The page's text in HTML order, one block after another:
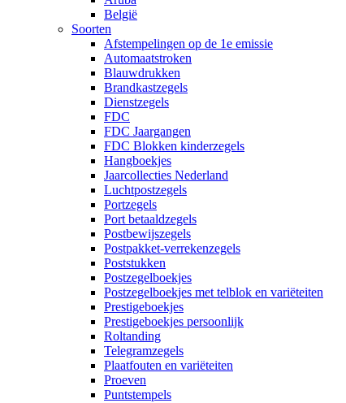
België
Soorten
Afstempelingen op de 1e emissie
Automaatstroken
Blauwdrukken
Brandkastzegels
Dienstzegels
FDC
FDC Jaargangen
FDC Blokken kinderzegels
Hangboekjes
Jaarcollecties Nederland
Luchtpostzegels
Portzegels
Port betaaldzegels
Postbewijszegels
Postpakket-verrekenzegels
Poststukken
Postzegelboekjes
Postzegelboekjes met telblok en variëteiten
Prestigeboekjes
Prestigeboekjes persoonlijk
Roltanding
Telegramzegels
Plaatfouten en variëteiten
Proeven
Puntstempels